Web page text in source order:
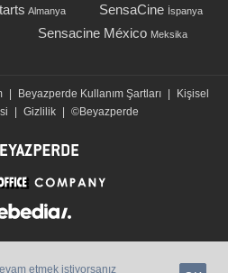
Almanya SensaCine İspanya
Sensacine México Meksika
Beyazperde Kullanım Şartları
Kişisel
Gizlilik ©Beyazperde
etmek istiyorsanız